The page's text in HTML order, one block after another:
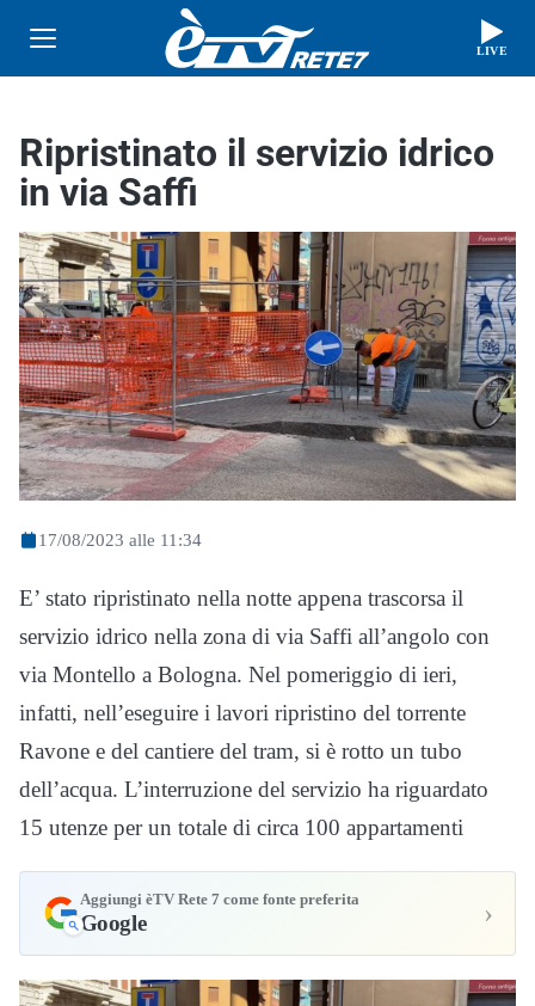
LIVE
Ripristinato il servizio idrico
in via Saffi
17/08/2023 alle 11:34
E’ stato ripristinato nella notte appena trascorsa il
servizio idrico nella zona di via Saffi all’angolo con
via Montello a Bologna. Nel pomeriggio di ieri,
infatti, nell’eseguire i lavori ripristino del torrente
Ravone e del cantiere del tram, si è rotto un tubo
dell’acqua. L’interruzione del servizio ha riguardato
15 utenze per un totale di circa 100 appartamenti
Aggiungi èTV Rete 7 come fonte preferita
Google ›